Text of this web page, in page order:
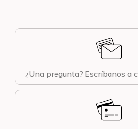
¿Una pregunta? Escríbanos a